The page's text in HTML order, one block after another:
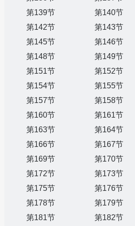
第139节
第140节
第142节
第143节
第145节
第146节
第148节
第149节
第151节
第152节
第154节
第155节
第157节
第158节
第160节
第161节
第163节
第164节
第166节
第167节
第169节
第170节
第172节
第173节
第175节
第176节
第178节
第179节
第181节
第182节